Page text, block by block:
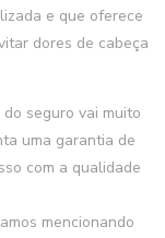
e que oferece
dores de cabeça
seguro vai muito
uma garantia de
com a qualidade
mencionando